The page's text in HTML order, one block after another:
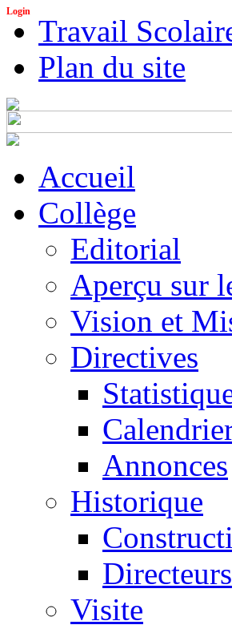
Login
Travail
Plan du site
Accueil
Collège
Editorial
Aperçu sur
Vision et
Directives
Annonces
Historique
Directeurs
Visite